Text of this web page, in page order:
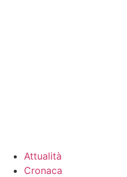
Attualità
Cronaca